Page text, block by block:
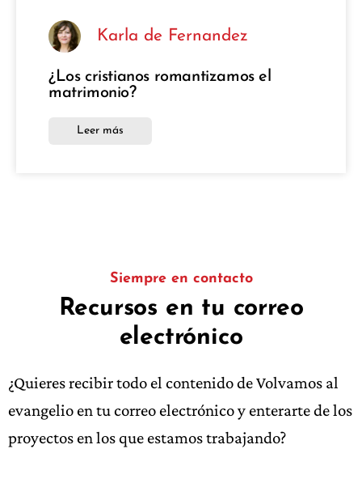
Karla de Fernandez
¿Los cristianos romantizamos el
matrimonio?
Leer más
Siempre en contacto
Recursos en tu correo
electrónico
¿Quieres recibir todo el contenido de Volvamos al
evangelio en tu correo electrónico y enterarte de los
proyectos en los que estamos trabajando?